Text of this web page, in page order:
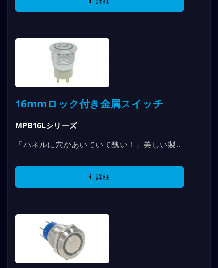
めに考慮しています。指での押しやすさを研究
に取り入れ、ユーザーが爪を残したままスイッ
チを操作しても、干渉や不快感を引き起こさな
いようにしました。また、作動力の曲線調整に
より、ユーザーが押すと自動的にスイッチの作
ます。...
16mmロック付き金属スイッチ
MPB16Lシリーズ
「パネルに穴があいていて醜い！」美しい製品
切り替え回路が難しいと感じる方には、
MPB16LはMPB16のLOCK版ではありませ
詳細